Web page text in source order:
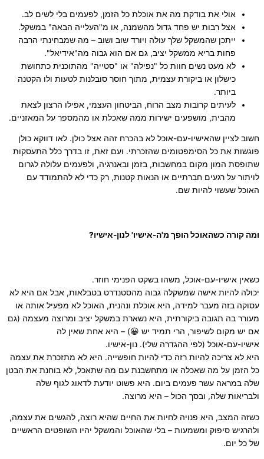
אולי את בודקת מה את אוכלת כל הזמן, לפעמים בלי לשים לב.
אצל רבות יש פחד גדול מהשמנה, או מ"העלייה הבאה" במשקל.
ייתכן שהמשקל שלך עולה ויורד שוב ושוב – מה שמבחינתי הרבה
פחות בריא ממשקל יציב, גם אם הוא גבוה מה"אידיאל".
לא מעט נשים חוות כל "נפילה" או "סטייה" מהתוכנית כתחושת
כישלון או ביקורת עצמית, מתוך חוסר סובלנות לטעות ולו הקטנה
ביותר.
לעיתים קרובות מצב הרוח, הביטחון העצמי, אפילו הרצון לצאת
מהבית, מושפעים ישירות ממה שאכלת או מהמספר על המאזניים.
חשוב לציין שהאישיו-עם-אוכל לא בהכרח זהה אצל כולן. לאו דווקא כולן
פוגשות את כל הסימפטומים שהזכרתי. ועם זאת, זו בדרך כלל התעסקות
שתופסת המון מקום במחשבות, בזמן ובאנרגיה, ולפעמים עלולה לגרום
לויתור על רגעים חברתיים או הנאות קטנות, רק כדי לא להתמודד עם
האוכל שעשוי להיות שם.
ומה קורה כשהאוכל הופך מ'ה-אישיו' לנון-אישיו?
כשאין אישיו-עם-אוכל, משהו בשקט הפנימי חוזר.
יכולה להיות אישה שמשקלה גבוה מהסטנדרט בטבלאות, אבל אם היא לא
עסוקה בזה מעבר למידה, היא אוכלת ונהנית, האוכל לא מפעיל אותה או
מעורר בה תגובה ביקורתית, היא נשארת במשקל יציב ומרוצה מעצמה (גם
אם יש מקום לשיפור, הרי תמיד יש 😀) – היא אחת שאין לה
אישיו-עם-אוכל (לפי ההגדרה שלי). נון-אישיו.
היא לא צריכה להיות רזה כדי להיות חופשייה. היא לא מתזכרת את עצמה
כל הזמן על מה שאכלה או מתחשבנת עם מה שתאכל, לא בוחנת את הבטן
שלה במראה עשר פעמים ביום. היא פשוט יודעת לדאוג לגוף שלה
ולבריאות שלה, ובסך הכול – היא מרוצה.
כשזה המצב, היא פנויה לחיות את החיים שהיא רוצה, להגשים את עצמה,
ולהרגיש סיפוק ומשמעות – בלי שהאוכל והמשקל יהיו השופטים הראשיים
של כל יום.